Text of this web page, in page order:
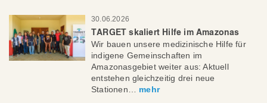
30.06.2026
TARGET skaliert Hilfe im Amazonas
Wir bauen unsere medizinische Hilfe für
indigene Gemeinschaften im
Amazonasgebiet weiter aus: Aktuell
entstehen gleichzeitig drei neue
Stationen… mehr